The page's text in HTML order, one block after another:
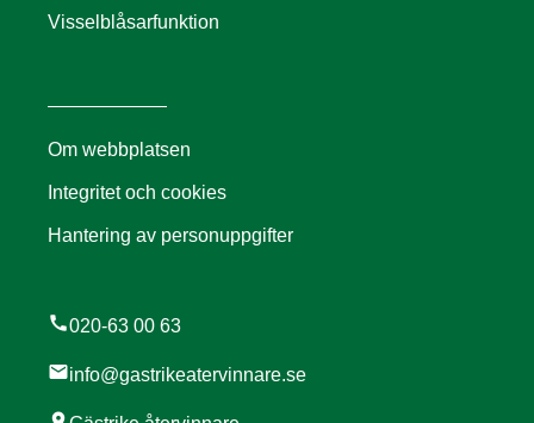
Visselblåsarfunktion
Om webbplatsen
Integritet och cookies
Hantering av personuppgifter
call020-63 00 63
mailinfo@gastrikeatervinnare.se